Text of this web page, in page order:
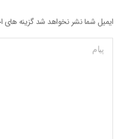
ایمیل شما نشر نخواهد شد گزینه
پیام